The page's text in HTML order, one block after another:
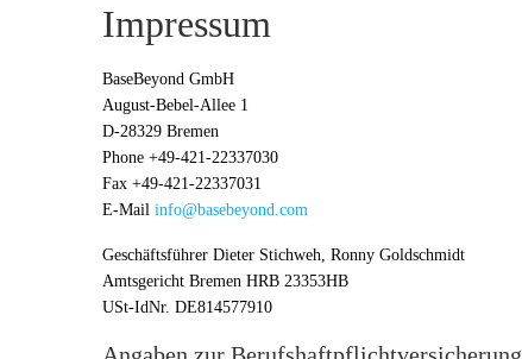
Impressum
BaseBeyond GmbH
August-Bebel-Allee 1
D-28329 Bremen
Phone +49-421-22337030
Fax +49-421-22337031
E-Mail info@basebeyond.com
Geschäftsführer Dieter Stichweh, Ronny Goldschmidt
Amtsgericht Bremen HRB 23353HB
USt-IdNr. DE814577910